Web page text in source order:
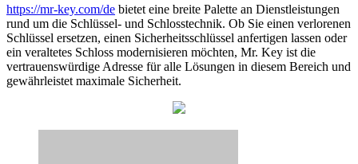
https://mr-key.com/de bietet eine breite Palette an Dienstleistungen
rund um die Schlüssel- und Schlosstechnik. Ob Sie einen verlorenen
Schlüssel ersetzen, einen Sicherheitsschlüssel anfertigen lassen oder
ein veraltetes Schloss modernisieren möchten, Mr. Key ist die
vertrauenswürdige Adresse für alle Lösungen in diesem Bereich und
gewährleistet maximale Sicherheit.